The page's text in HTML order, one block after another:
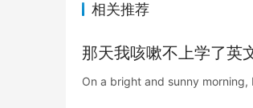
相关推荐
那天我咳嗽不上学了英
On a bright and sunny